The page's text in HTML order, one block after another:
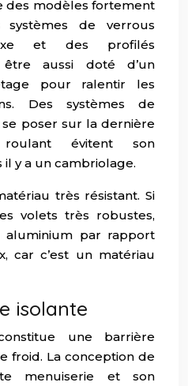
des modèles fortement
systèmes de verrous
et des profilés
aussi doté d’un
pour ralentir les
Des systèmes de
poser sur la dernière
évitent son
il y a un cambriolage.
très résistant. Si
volets très robustes,
par rapport
car c’est un matériau
isolante
une barrière
froid. La conception de
menuiserie et son